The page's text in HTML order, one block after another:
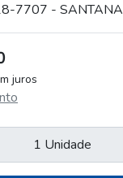
7707 - SANTANA
juros